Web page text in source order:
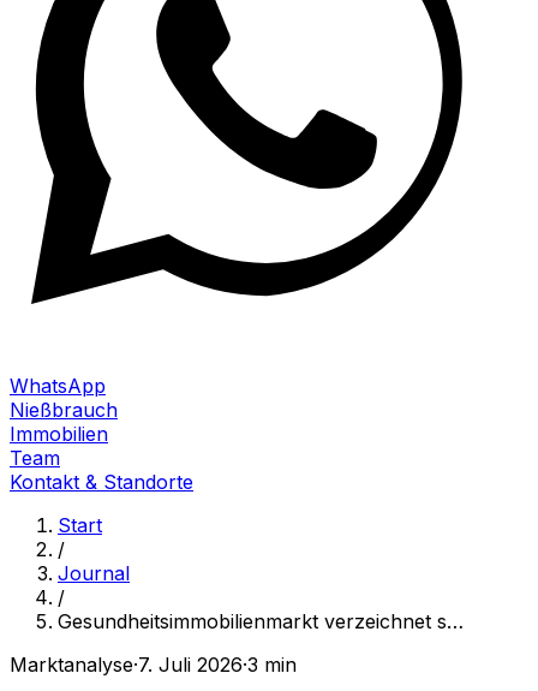
WhatsApp
Nießbrauch
Immobilien
Team
Kontakt & Standorte
Start
/
Journal
/
Gesundheitsimmobilienmarkt verzeichnet s…
Marktanalyse·7. Juli 2026·3 min